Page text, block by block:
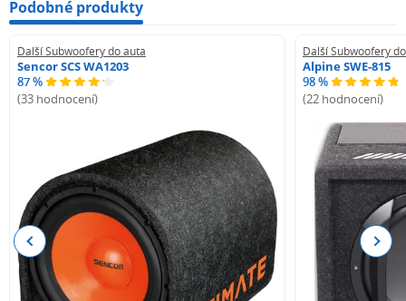
Podobné produkty
Další Subwoofery do auta
Sencor SCS WA1203
87 %
(33 hodnocení)
Další Subwoofery
Alpine SWE-815
98 %
(22 hodnocení)
Previous Next